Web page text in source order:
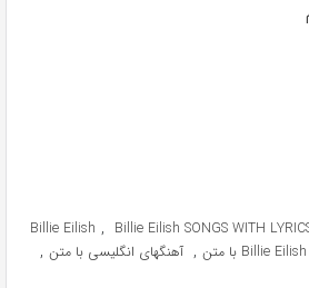
Billie Eilish , Billie Eilish SONGS WITH
, آهنگهای انگلیسی با متن ,